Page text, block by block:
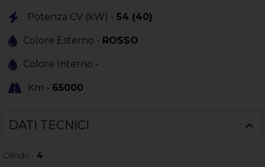
Potenza CV (kW) -54 (40)
Colore Esterno - ROSSO
Colore Interno -
Km - 65000
DATI TECNICI
Cilindri -4